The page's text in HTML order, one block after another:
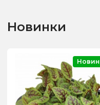
Новинки